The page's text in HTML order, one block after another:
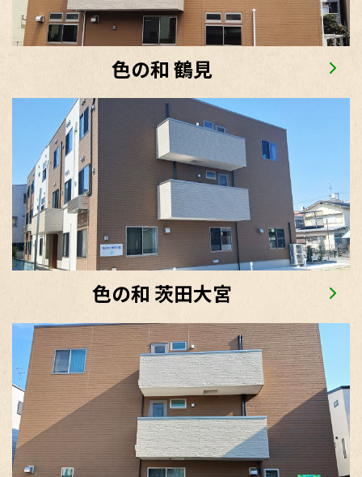
色の和 鶴見
色の和 茨田大宮